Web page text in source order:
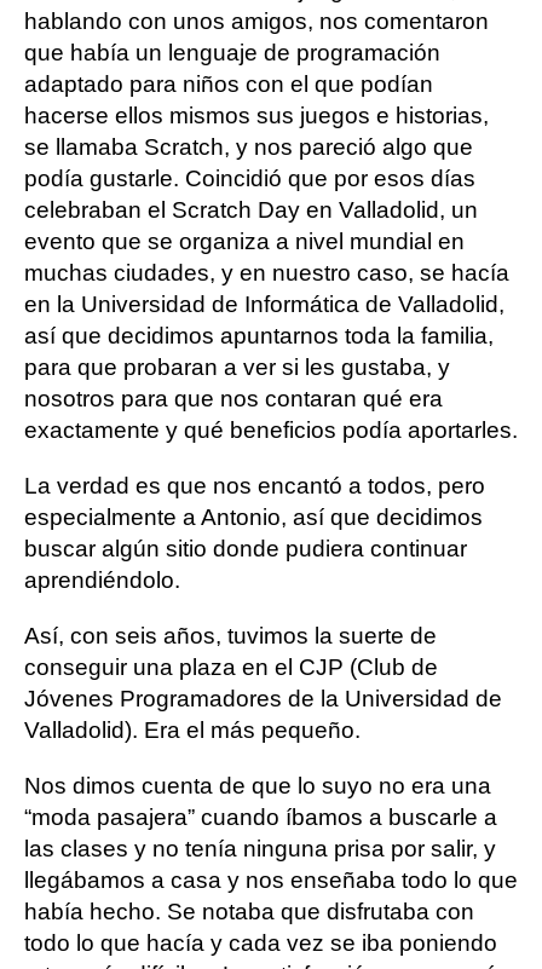
hablando con unos amigos, nos comentaron
que había un lenguaje de programación
adaptado para niños con el que podían
hacerse ellos mismos sus juegos e historias,
se llamaba Scratch, y nos pareció algo que
podía gustarle. Coincidió que por esos días
celebraban el Scratch Day en Valladolid, un
evento que se organiza a nivel mundial en
muchas ciudades, y en nuestro caso, se hacía
en la Universidad de Informática de Valladolid,
así que decidimos apuntarnos toda la familia,
para que probaran a ver si les gustaba, y
nosotros para que nos contaran qué era
exactamente y qué beneficios podía aportarles.
La verdad es que nos encantó a todos, pero
especialmente a Antonio, así que decidimos
buscar algún sitio donde pudiera continuar
aprendiéndolo.
Así, con seis años, tuvimos la suerte de
conseguir una plaza en el CJP (Club de
Jóvenes Programadores de la Universidad de
Valladolid). Era el más pequeño.
Nos dimos cuenta de que lo suyo no era una
“moda pasajera” cuando íbamos a buscarle a
las clases y no tenía ninguna prisa por salir, y
llegábamos a casa y nos enseñaba todo lo que
había hecho. Se notaba que disfrutaba con
todo lo que hacía y cada vez se iba poniendo